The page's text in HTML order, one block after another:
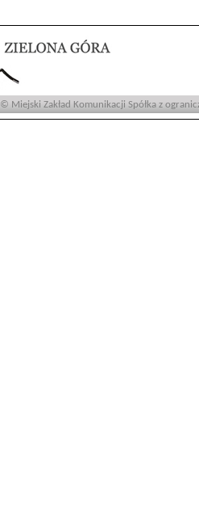
© Miejski Zakład Komunikacji Spółka z